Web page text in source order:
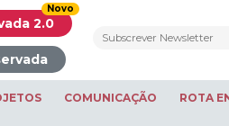
2.0
Novo
COMUNICAÇÃO ROTA